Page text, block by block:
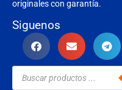
originales con garantía.
Siguenos
Búsqueda
productos